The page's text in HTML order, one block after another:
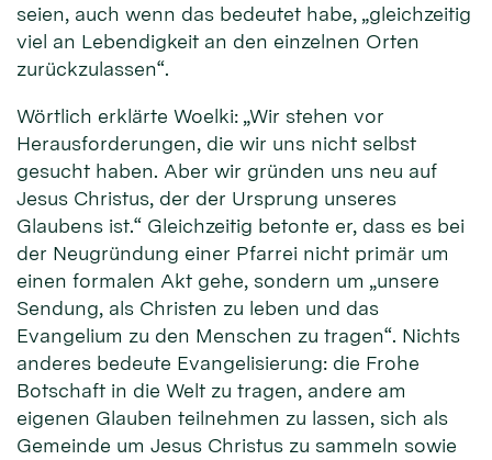
seien, auch wenn das bedeutet habe, „gleichzeitig
viel an Lebendigkeit an den einzelnen Orten
zurückzulassen“.
Wörtlich erklärte Woelki: „Wir stehen vor
Herausforderungen, die wir uns nicht selbst
gesucht haben. Aber wir gründen uns neu auf
Jesus Christus, der der Ursprung unseres
Glaubens ist.“ Gleichzeitig betonte er, dass es bei
der Neugründung einer Pfarrei nicht primär um
einen formalen Akt gehe, sondern um „unsere
Sendung, als Christen zu leben und das
Evangelium zu den Menschen zu tragen“. Nichts
anderes bedeute Evangelisierung: die Frohe
Botschaft in die Welt zu tragen, andere am
eigenen Glauben teilnehmen zu lassen, sich als
Gemeinde um Jesus Christus zu sammeln sowie